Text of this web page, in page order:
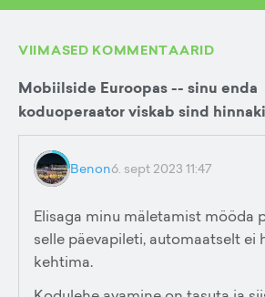
VIIMASED KOMMENTAARID
Mobiilside Euroopas -- sinu enda
koduoperaator viskab sind
Benon6. sept 2023 11:47
Elisaga minu mäletamist mööda
selle päevapileti, automaatselt ei
kehtima.